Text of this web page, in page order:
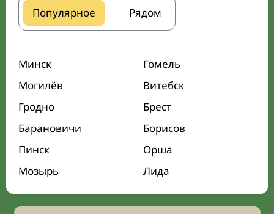
Популярное Рядом
Минск
Гомель
Могилёв
Витебск
Гродно
Брест
Барановичи
Борисов
Пинск
Орша
Мозырь
Лида